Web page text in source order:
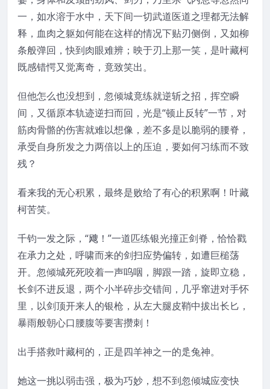
一，如水溶于水中，天下间一切武道医道之理都无法解
释，血肉之躯如何能在这样的情况下贴刃侧倒，又如柳
条般弹回，快到肉眼难辨；映于刃上那一笑，是叶藏柯
既感错愕又觉离奇，竟致笑出。
但他怎么也没想到，忽倾城竟练就逆斩之招，挥空瞬
间，又循原本轨迹逆扫而回，光是“顿止反转”一节，对
筋肉骨骼的伤害就难以想像，差不多是以脆弱的腰脊，
承受自身所发之力两倍以上的压迫，要如何习练而不致
残？
看来我的无心积累，最终是败给了有心的积累啊！叶藏
柯苦笑。
千钧一发之际，“飕！”一道匹练银光撞正剑脊，恰恰戳
在承力之处，呼啸而来的剑扫应势偏转，如遭巨槌荡
开。忽倾城死死咬着一声呜咽，脚跟一踏，旋即立稳，
长剑不进反退，两个小半碎步交错间，几乎窜进对手怀
里，以剑顶开来人的银枪，从左大腿皮鞘中拔出长匕，
暴雨般朝心口腰腹等要害攒刺！
出手搭救叶藏柯的，正是四羊神之一的辵兔神。
她这一挑以弱击强，极为巧妙，想不到忽倾城应变快